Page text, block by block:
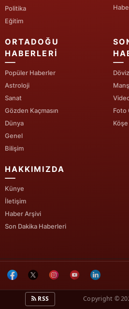
Batman
Bartın
Ardahan
Yalova
Politika
Eğitim
ORTADOĞU
HABERLERI
Popüler Haberler
Astroloji
Sanat
Gözden Kaçmasın
Dünya
Genel
Bilişim
Foto
Köşe
HAKKIMIZDA
Künye
İletişim
Haber Arşivi
Son Dakika Haberleri
RSS Copyright ©